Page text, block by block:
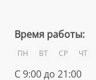
Время работы:
ПН ВТ СР ЧТ
С 9:00 до 21:00